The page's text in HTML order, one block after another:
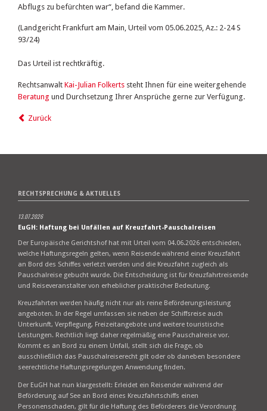
Abflugs zu befürchten war“, befand die Kammer.
(Landgericht Frankfurt am Main, Urteil vom 05.06.2025, Az.: 2-24 S
93/24)
Das Urteil ist rechtkräftig.
Rechtsanwalt Kai-Julian Folkertssteht Ihnen für eine weitergehende
Beratung und Durchsetzung Ihrer Ansprüche gerne zur Verfügung.
Zurück
RECHTSPRECHUNG & AKTUELLES
13.07.2026
EuGH: Haftung bei Unfällen auf Kreuzfahrt-Pauschalreisen
Der Europäische Gerichtshof hat mit Urteil vom 04.06.2026 entschieden,
welche Haftungsregeln gelten, wenn Reisende während einer Kreuzfahrt
an Bord des Schiffes verletzt werden und die Kreuzfahrt zugleich als
Pauschalreise gebucht wurde. Die Entscheidung ist für Kreuzfahrtreisende
und Reiseveranstalter von erheblicher praktischer Bedeutung.
Kreuzfahrten werden häufig nicht nur als reine Beförderungsleistung
angeboten. In der Regel umfassen sie neben der Schiffsreise auch
Unterkunft, Verpflegung, Freizeitangebote und weitere touristische
Leistungen. Rechtlich liegt daher regelmäßig eine Pauschalreise vor.
Kommt es an Bord zu einem Unfall, stellt sich die Frage, ob
ausschließlich das Pauschalreiserecht gilt oder ob daneben besondere
seerechtliche Haftungsregelungen Anwendung finden.
Der EuGH hat nun klargestellt: Erleidet ein Reisender während der
Beförderung auf See an Bord eines Kreuzfahrtschiffs einen
Personenschaden, gilt für die Haftung des Beförderers die Verordnung